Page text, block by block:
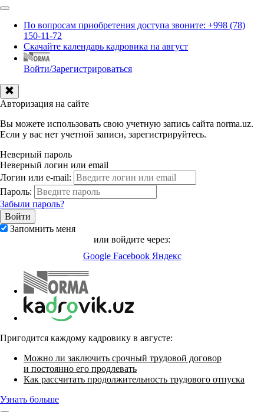
По вопросам приобретения доступа звоните: +998 (78)
150-11-72
Скачайте календарь кадровика на август
Войти/Зарегистрироваться
Авторизация на сайте
Вы можете использовать свою учетную запись сайта norma.uz.
Если у вас нет учетной записи, зарегистрируйтесь.
Неверный пароль
Неверный логин или email
Логин или e-mail:
Пароль:
Забыли пароль?
Запомнить меня
или войдите через:
Google Facebook Яндекс
Пригодится каждому кадровику в августе:
Можно ли заключить срочный трудовой договор
и постоянно его продлевать
Как рассчитать продолжительность трудового отпуска
Узнать больше